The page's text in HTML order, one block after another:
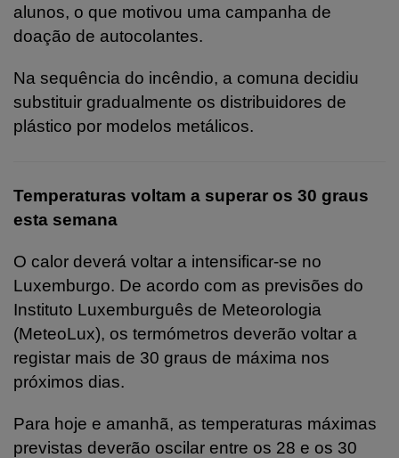
alunos, o que motivou uma campanha de
doação de autocolantes.
Na sequência do incêndio, a comuna decidiu
substituir gradualmente os distribuidores de
plástico por modelos metálicos.
Temperaturas voltam a superar os 30 graus
esta semana
O calor deverá voltar a intensificar-se no
Luxemburgo. De acordo com as previsões do
Instituto Luxemburguês de Meteorologia
(MeteoLux), os termómetros deverão voltar a
registar mais de 30 graus de máxima nos
próximos dias.
Para hoje e amanhã, as temperaturas máximas
previstas deverão oscilar entre os 28 e os 30